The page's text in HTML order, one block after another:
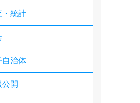
・統計
自治体
開